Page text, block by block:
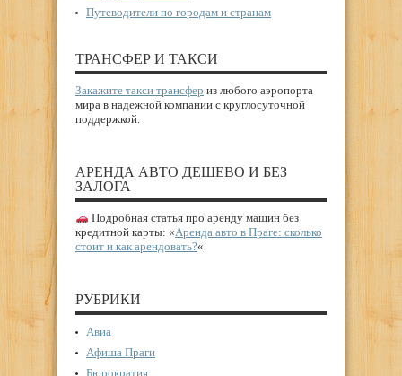
Путеводители по городам и странам
ТРАНСФЕР И ТАКСИ
Закажите такси трансфер из любого аэропорта
мира в надежной компании с круглосуточной
поддержкой.
АРЕНДА АВТО ДЕШЕВО И БЕЗ
ЗАЛОГА
Подробная статья про аренду машин без
кредитной карты: «Аренда авто в Праге: сколько
стоит и как арендовать?«
РУБРИКИ
Авиа
Афиша Праги
Бюрократия